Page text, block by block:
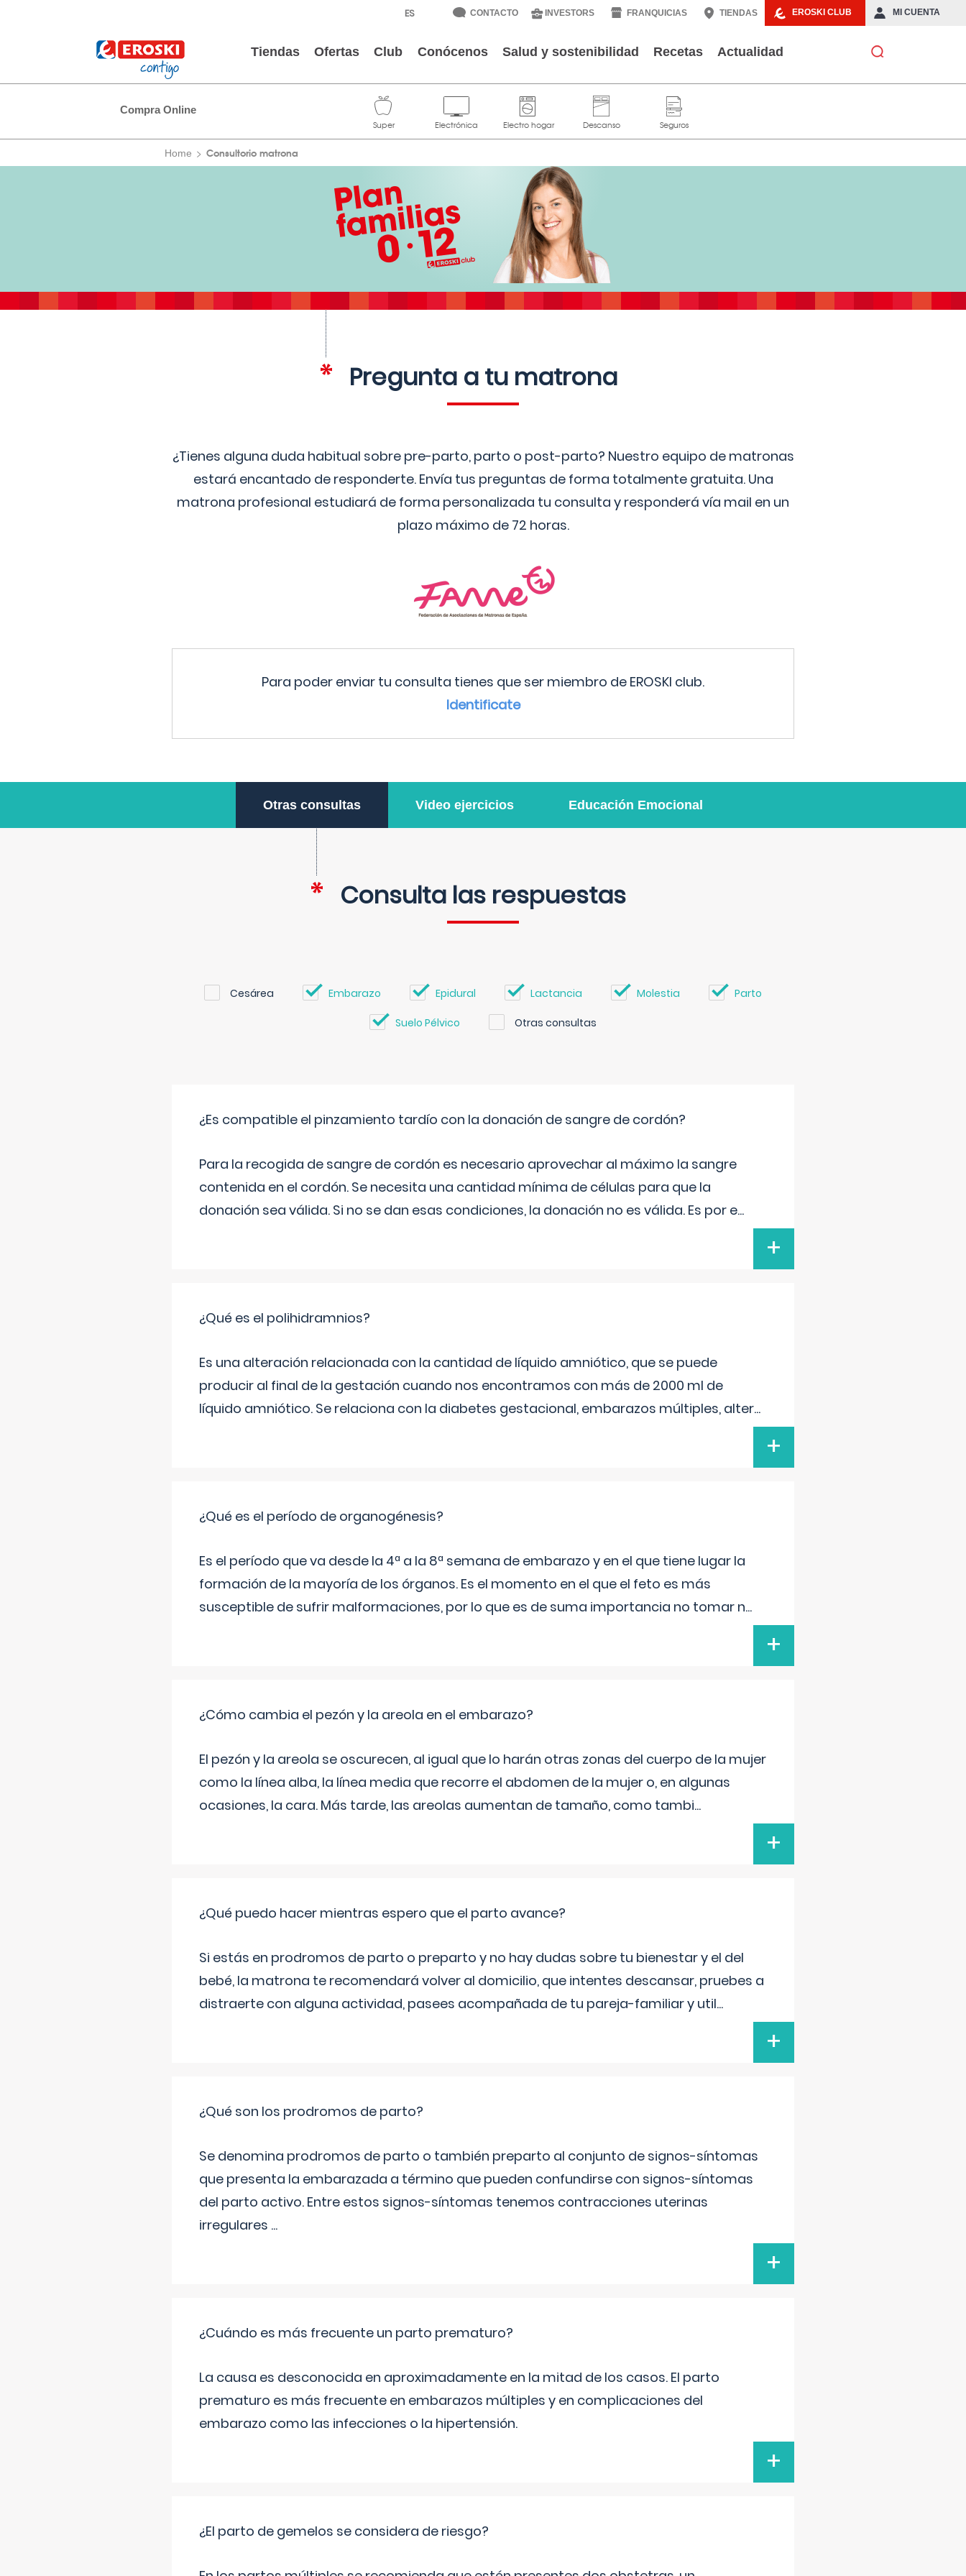
EROSKI CLUB MI CUENTA
CONTACTO INVESTORS FRANQUICIAS TIENDAS
Tiendas Ofertas Club Conócenos Salud y sostenibilidad Recetas Actualidad
Compra Online
Home Consultorio matrona
Pregunta a tu matrona
¿Tienes alguna duda habitual sobre pre-parto, parto o post-parto? Nuestro equipo de matronas
estará encantado de responderte. Envía tus preguntas de forma totalmente gratuita. Una
matrona profesional estudiará de forma personalizada tu consulta y responderá vía mail en un
plazo máximo de 72 horas.
Para poder enviar tu consulta tienes que ser miembro de EROSKI club.
Identificate
Otras consultas Video ejercicios Educación Emocional
Consulta las respuestas
Cesárea Embarazo Epidural Lactancia Molestia Parto
Suelo Pélvico Otras consultas
¿Es compatible el pinzamiento tardío con la donación de sangre de cordón?
Para la recogida de sangre de cordón es necesario aprovechar al máximo la sangre
contenida en el cordón. Se necesita una cantidad mínima de células para que la
donación sea válida. Si no se dan esas condiciones, la donación no es válida. Es por e...
+
¿Qué es el polihidramnios?
Es una alteración relacionada con la cantidad de líquido amniótico, que se puede
producir al final de la gestación cuando nos encontramos con más de 2000 ml de
líquido amniótico. Se relaciona con la diabetes gestacional, embarazos múltiples, alter...
+
¿Qué es el período de organogénesis?
Es el período que va desde la 4ª a la 8ª semana de embarazo y en el que tiene lugar la
formación de la mayoría de los órganos. Es el momento en el que el feto es más
susceptible de sufrir malformaciones, por lo que es de suma importancia no tomar n...
+
¿Cómo cambia el pezón y la areola en el embarazo?
El pezón y la areola se oscurecen, al igual que lo harán otras zonas del cuerpo de la mujer
como la línea alba, la línea media que recorre el abdomen de la mujer o, en algunas
ocasiones, la cara. Más tarde, las areolas aumentan de tamaño, como tambi...
+
¿Qué puedo hacer mientras espero que el parto avance?
Si estás en prodromos de parto o preparto y no hay dudas sobre tu bienestar y el del
bebé, la matrona te recomendará volver al domicilio, que intentes descansar, pruebes a
distraerte con alguna actividad, pasees acompañada de tu pareja-familiar y util...
+
¿Qué son los prodromos de parto?
Se denomina prodromos de parto o también preparto al conjunto de signos-síntomas
que presenta la embarazada a término que pueden confundirse con signos-síntomas
del parto activo. Entre estos signos-síntomas tenemos contracciones uterinas
irregulares ...
+
¿Cuándo es más frecuente un parto prematuro?
La causa es desconocida en aproximadamente en la mitad de los casos. El parto
prematuro es más frecuente en embarazos múltiples y en complicaciones del
embarazo como las infecciones o la hipertensión.
+
¿El parto de gemelos se considera de riesgo?